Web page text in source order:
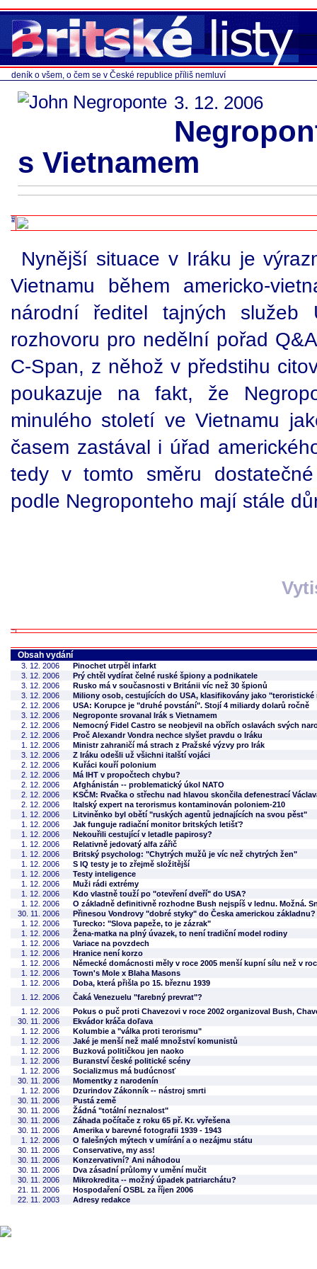
deník o všem, o čem se v České republice příliš nemluví
3. 12. 2006
s Vietnamem
Nynější situace v Iráku je
Vietnamu během americko-
národní ředitel tajných služeb
rozhovoru pro nedělní pořad
C-Span, z něhož v předstihu
poukazuje na fakt, že
minulého století ve Vietnamu
časem zastával i úřad
tedy v tomto směru
podle Negroponteho mají stále
Obsah vydání
3. 12. 2006
Pinochet utrpěl infarkt
3. 12. 2006
Prý chtěl vydírat čelné ruské špiony a podnikatele
3. 12. 2006
Rusko má v současnosti v Británii víc než 30 špionů
3. 12. 2006
Miliony osob, cestujících do USA, klasifikovány jako "teroristické
2. 12. 2006
USA: Korupce je "druhé povstání". Stojí 4 miliardy dolarů ročně
3. 12. 2006
Negroponte srovanal Irák s Vietnamem
2. 12. 2006
Nemocný Fidel Castro se neobjevil na obřích oslavách svých
2. 12. 2006
Proč Alexandr Vondra nechce slyšet pravdu o Iráku
1. 12. 2006
Ministr zahraničí má strach z Pražské výzvy pro Irák
3. 12. 2006
Z Iráku odešli už všichni italští vojáci
2. 12. 2006
Kuřáci kouří polonium
2. 12. 2006
Má IHT v propočtech chybu?
2. 12. 2006
Afghánistán -- problematický úkol NATO
2. 12. 2006
KSČM: Rvačka o střechu nad hlavou skončila defenestrací
2. 12. 2006
Italský expert na terorismus kontaminován poloniem-210
1. 12. 2006
Litviněnko byl obětí "ruských agentů jednajících na svou pěst"
1. 12. 2006
Jak funguje radiační monitor britských letišť?
1. 12. 2006
Nekouřili cestující v letadle papirosy?
1. 12. 2006
Relativně jedovatý alfa zářič
1. 12. 2006
Britský psycholog: "Chytrých mužů je víc než chytrých žen"
1. 12. 2006
S IQ testy je to zřejmě složitější
1. 12. 2006
Testy inteligence
1. 12. 2006
Muži rádi extrémy
1. 12. 2006
Kdo vlastně touží po "otevření dveří" do USA?
1. 12. 2006
O základně definitivně rozhodne Bush nejspíš v lednu. Možná.
30. 11. 2006
Přinesou Vondrovy "dobré styky" do Česka americkou základnu?
1. 12. 2006
Turecko: "Slova papeže, to je zázrak"
1. 12. 2006
Žena-matka na plný úvazek, to není tradiční model rodiny
1. 12. 2006
Variace na povzdech
1. 12. 2006
Hranice není korzo
1. 12. 2006
Německé domácnosti měly v roce 2005 menší kupní sílu než v
1. 12. 2006
Town's Mole x Blaha Masons
1. 12. 2006
Doba, která přišla po 15. březnu 1939
1. 12. 2006
Čaká Venezuelu "farebný prevrat"?
1. 12. 2006
Pokus o puč proti Chavezovi v roce 2002 organizoval Bush,
30. 11. 2006
Ekvádor kráča doľava
1. 12. 2006
Kolumbie a "válka proti terorismu"
1. 12. 2006
Jaké je menší než malé množství komunistů
1. 12. 2006
Buzková političkou jen naoko
1. 12. 2006
Buranství české politické scény
1. 12. 2006
Socializmus má budúcnosť
30. 11. 2006
Momentky z narodenín
1. 12. 2006
Dzurindov Zákonník -- nástroj smrti
30. 11. 2006
Pustá země
30. 11. 2006
Žádná "totální neznalost"
30. 11. 2006
Záhada počítače z roku 65 př. Kr. vyřešena
30. 11. 2006
Amerika v barevné fotografii 1939 - 1943
1. 12. 2006
O falešných mýtech v umírání a o nezájmu státu
30. 11. 2006
Conservative, my ass!
30. 11. 2006
Konzervativní? Ani náhodou
30. 11. 2006
Dva zásadní průlomy v umění mučit
30. 11. 2006
Mikrokredita -- možný úpadek patriarchátu?
21. 11. 2006
Hospodaření OSBL za říjen 2006
22. 11. 2003
Adresy redakce